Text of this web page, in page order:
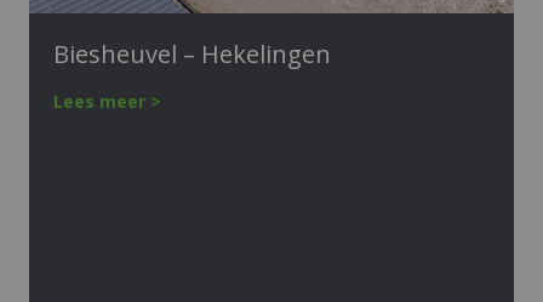
Biesheuvel – Hekelingen
Lees meer >